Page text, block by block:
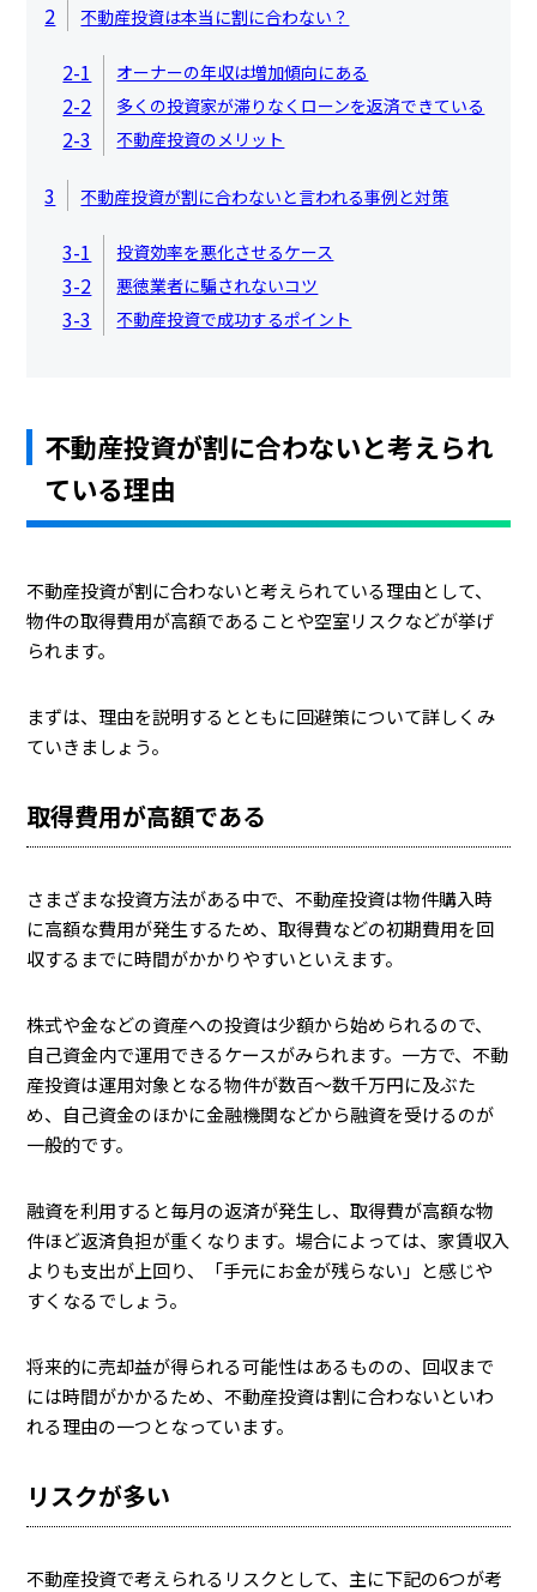
2 不動産投資は本当に割に合わない？
2-1 オーナーの年収は増加傾向にある
2-2 多くの投資家が滞りなくローンを返済できている
2-3 不動産投資のメリット
3 不動産投資が割に合わないと言われる事例と対策
3-1 投資効率を悪化させるケース
3-2 悪徳業者に騙されないコツ
3-3 不動産投資で成功するポイント
不動産投資が割に合わないと考えられ
ている理由
不動産投資が割に合わないと考えられている理由として、
物件の取得費用が高額であることや空室リスクなどが挙げ
られます。
まずは、理由を説明するとともに回避策について詳しくみ
ていきましょう。
取得費用が高額である
さまざまな投資方法がある中で、不動産投資は物件購入時
に高額な費用が発生するため、取得費などの初期費用を回
収するまでに時間がかかりやすいといえます。
株式や金などの資産への投資は少額から始められるので、
自己資金内で運用できるケースがみられます。一方で、不動
産投資は運用対象となる物件が数百～数千万円に及ぶた
め、自己資金のほかに金融機関などから融資を受けるのが
一般的です。
融資を利用すると毎月の返済が発生し、取得費が高額な物
件ほど返済負担が重くなります。場合によっては、家賃収入
よりも支出が上回り、「手元にお金が残らない」と感じや
すくなるでしょう。
将来的に売却益が得られる可能性はあるものの、回収まで
には時間がかかるため、不動産投資は割に合わないといわ
れる理由の一つとなっています。
リスクが多い
不動産投資で考えられるリスクとして、主に下記の6つが考